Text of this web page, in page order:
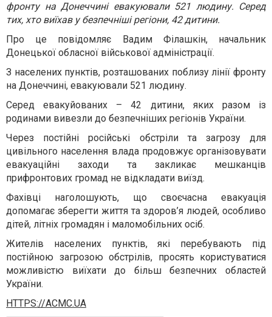
фронту на Донеччині евакуювали 521 людину. Серед
тих, хто виїхав у безпечніші регіони, 42 дитини.
Про це повідомляє Вадим Філашкін, начальник
Донецької обласної військової адміністрації.
З населених пунктів, розташованих поблизу лінії фронту
на Донеччині, евакуювали 521 людину.
Серед евакуйованих – 42 дитини, яких разом із
родинами вивезли до безпечніших регіонів України.
Через постійні російські обстріли та загрозу для
цивільного населення влада продовжує організовувати
евакуаційні заходи та закликає мешканців
прифронтових громад не відкладати виїзд.
Фахівці наголошують, що своєчасна евакуація
допомагає зберегти життя та здоров’я людей, особливо
дітей, літніх громадян і маломобільних осіб.
Жителів населених пунктів, які перебувають під
постійною загрозою обстрілів, просять користуватися
можливістю виїхати до більш безпечних областей
України.
HTTPS://ACMC.UA